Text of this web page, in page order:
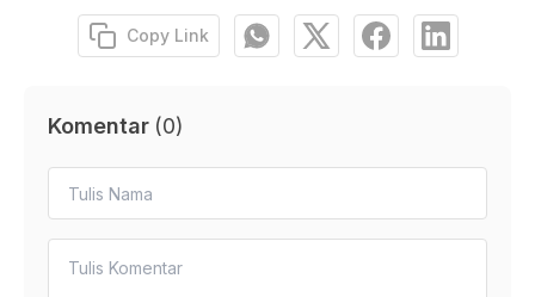
Copy Link
Komentar (0)